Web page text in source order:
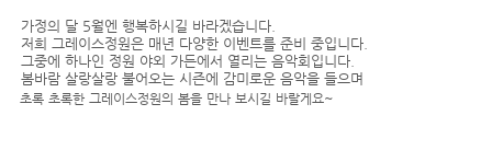
가정의 달 5월엔 행복하시길 바라겠습니다.
저희 그레이스정원은 매년 다양한 이벤트를 준비 중입니다.
그중에 하나인 정원 야외 가든에서 열리는 음악회입니다.
봄바람 살랑살랑 불어오는 시즌에 감미로운 음악을 들으며
초록 초록한 그레이스정원의 봄을 만나 보시길 바랄게요~